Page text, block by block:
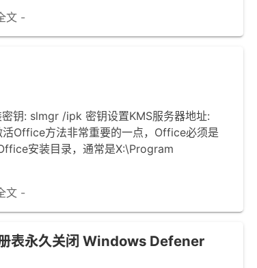
文 -
钥: slmgr /ipk 密钥设置KMS服务器地址:
Office方法非常重要的一点，Office必须是
安装目录，通常是X:\Program
文 -
表永久关闭 Windows Defener